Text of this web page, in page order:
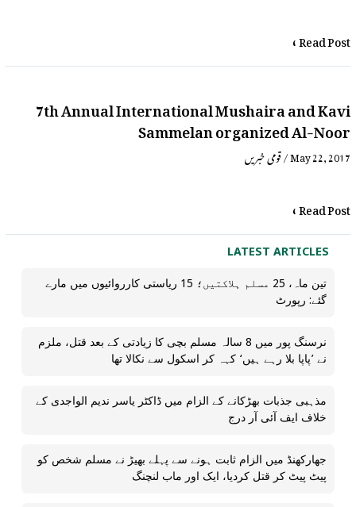
LATEST ARTICLES
تین ماہ، 25 مسلم ہلاکتیں؛ 15 ریاستی کارروائیوں میں مارے
گئے: رپورٹ
نرسنگ پور میں 8 سالہ مسلم بچی کا زیادتی کے بعد قتل، ملزم
نے ’پاپا بلا رہے ہیں‘ کہہ کر اسکول سے نکالا تھا
مذہبی جذبات بھڑکانے کے الزام میں ڈاکٹر یاسر ندیم الواجدی کے
خلاف ایف آئی آر درج
جھارکھنڈ میں الزام ثابت ہونے سے پہلے بھیڑ نے مسلم شخص کو
پیٹ پیٹ کر قتل کردیا، ایک اور ماب لنچنگ
Read Post »
7th Annual International Mushaira and Kavi
Sammelan organized Al-Noor
قومی خبریں/May 22, 2017
Read Post »